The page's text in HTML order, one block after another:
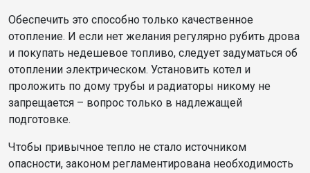
Обеспечить это способно только качественное
отопление. И если нет желания регулярно рубить дрова
и покупать недешевое топливо, следует задуматься об
отоплении электрическом. Установить котел и
проложить по дому трубы и радиаторы никому не
запрещается – вопрос только в надлежащей
подготовке.
Чтобы привычное тепло не стало источником
опасности, законом регламентирована необходимость